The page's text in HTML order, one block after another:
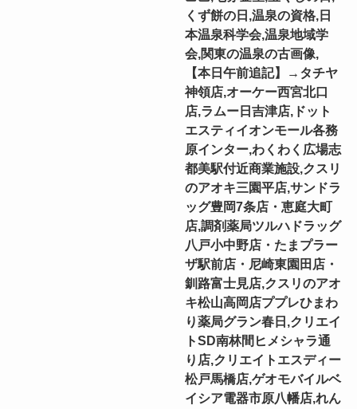
くず餅の日,温泉の資格,日
本温泉科学会,温泉地域学
会,関東の温泉の古画像,
【本日午前追記】→タチヤ
神領店,オーケー西宮北口
店,ラムー日吉津店,ドット
エスティイオンモール各務
原インター,わくわく広場志
都美駅付近商業施設,クスリ
のアオキ三園平店,サンドラ
ッグ豊岡7条店・恵庭大町
店,調剤薬局ツルハドラッグ
八戸小中野店・たまプラー
ザ駅前店・尼崎東園田店・
釧路富士見店,クスリのアオ
キ松山高岡店ププレひまわ
り薬局グラン春日,クリエイ
トSD南林間ヒメシャラ通
り店,クリエイトエスディー
松戸馬橋店,ゲオモバイルベ
イシア電器市原八幡店,れん